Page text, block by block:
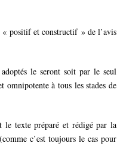
« positif et constructif » de l’avis
le seront soit par le seul
à tous les stades de
le texte préparé et rédigé par la
c’est toujours le cas pour